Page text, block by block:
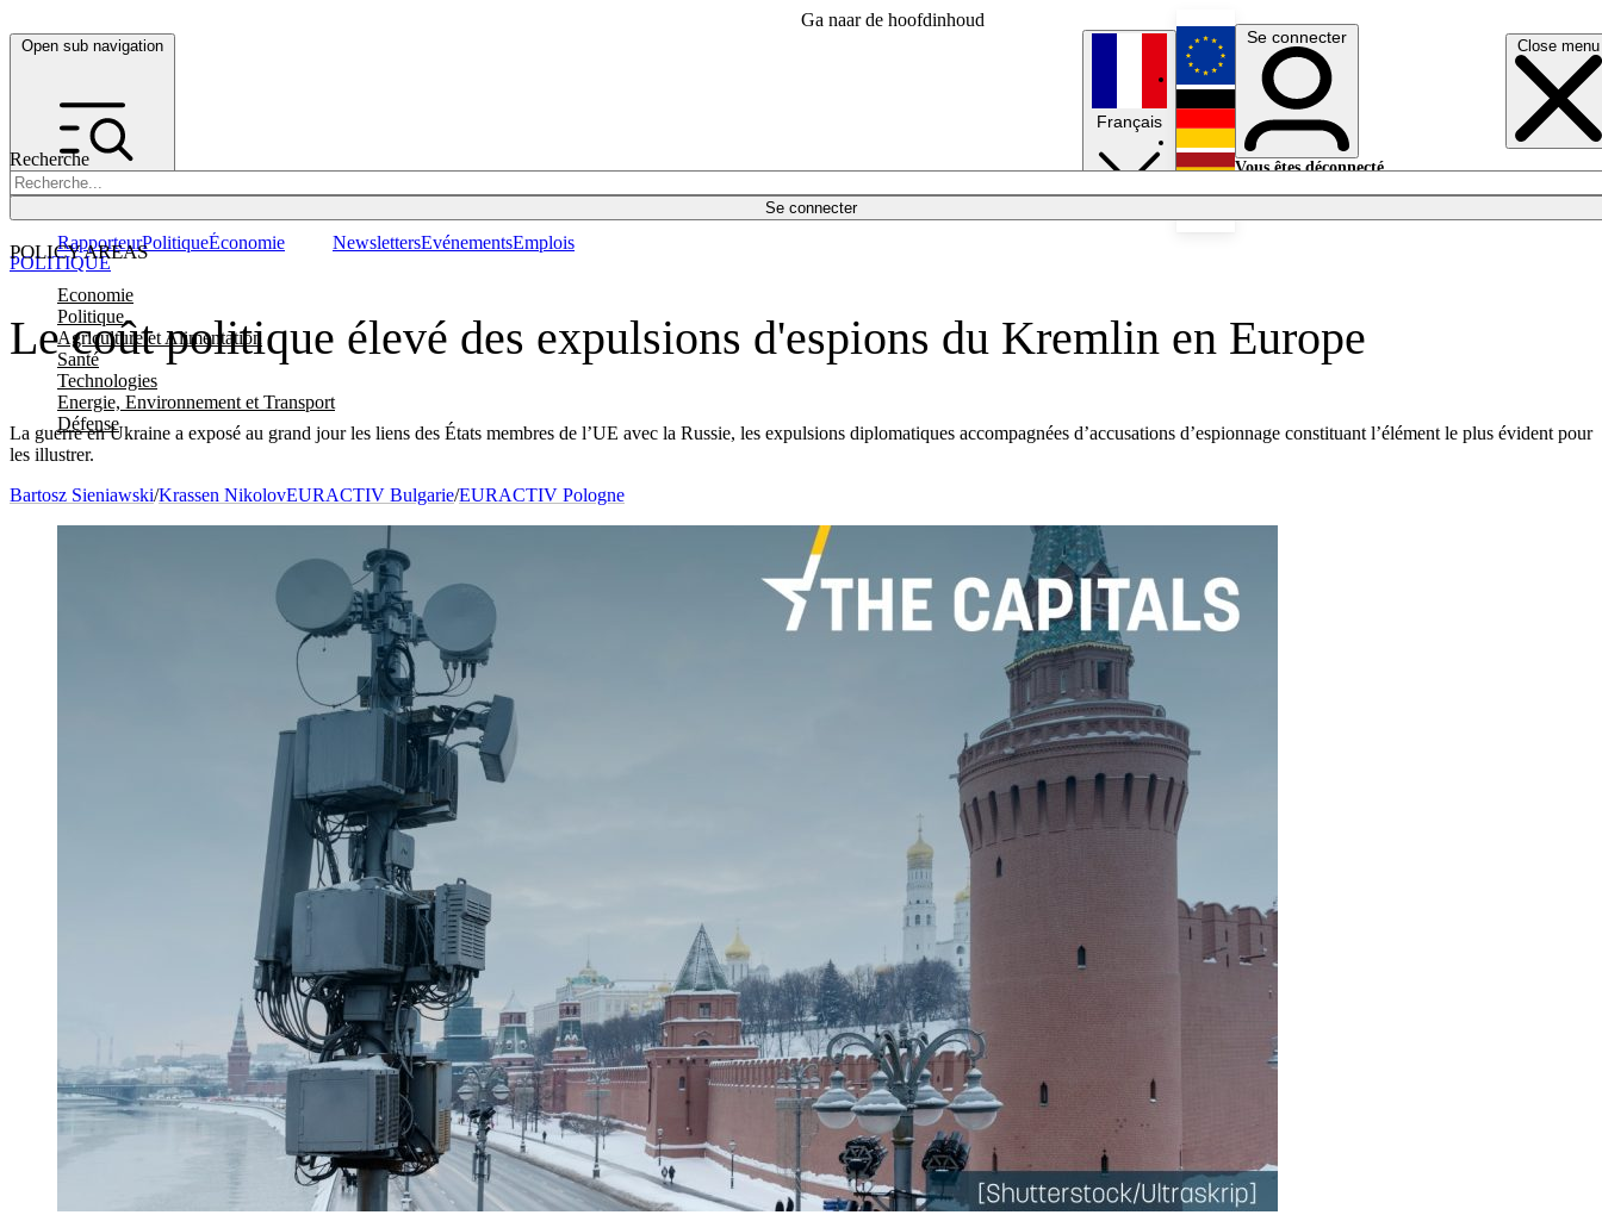
Ga naar de hoofdinhoud
Open sub navigation Close menu
Recherche
Se connecter
POLICY AREAS
Economie
Politique
Agriculture et Alimentation
Santé
Technologies
Energie, Environnement et Transport
Défense
RapporteurPolitiqueÉconomie NewslettersEvénementsEmplois
Français
English
Deutsch
Se connecter
Vous êtes déconnecté.
Le coût politique élevé des expulsions d'espions du Kremlin en Europe
La guerre en Ukraine a exposé au grand jour les liens des États membres de l’UE avec la Russie, les expulsions diplomatiques accompagnées d’accusations d’espionnage constituant l’élément le plus évident pour
les illustrer.
POLITIQUE
Bartosz Sieniawski/Krassen NikolovEURACTIV Bulgarie/EURACTIV Pologne